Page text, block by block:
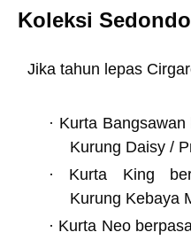
Koleksi
Jika tahun lepas
· Kurta
Kurung Daisy /
·
Kurta King
Kurung Kebaya
· Kurta Neo